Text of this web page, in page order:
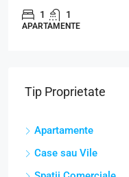
3 1
Apartamente
Case sau Vile